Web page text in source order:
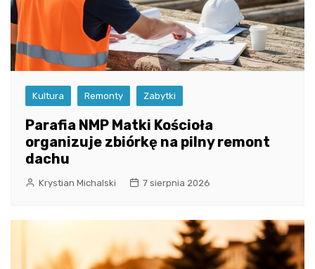
Kultura Remonty Zabytki
Parafia NMP Matki Kościoła
organizuje zbiórkę na pilny remont
dachu
Krystian Michalski 7 sierpnia 2026